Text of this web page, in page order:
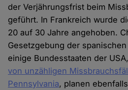
der Verjährungsfrist beim
geführt. In Frankreich wurde
20 auf 30 Jahre angehoben.
Gesetzgebung der
einige Bundesstaaten der
von unzähligen
Pennsylvania, planen